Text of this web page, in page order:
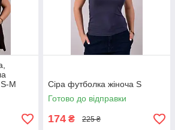
M
Сіра футболка жіноча S
Готово до відправки
174 ₴ 225 ₴